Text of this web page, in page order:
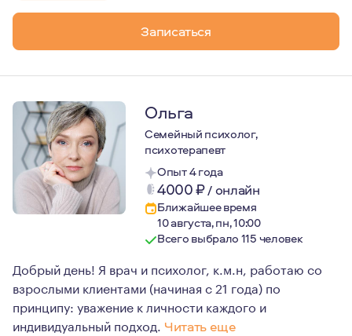
Записаться
Ольга
Семейный психолог,
психотерапевт
Опыт 4 года
4000₽/ онлайн
Ближайшее время
10 августа, пн, 10:00
Всего выбрало 115 человек
Добрый день! Я врач и психолог, к.м.н, работаю со
взрослыми клиентами (начиная с 21 года) по
принципу: уважение к личности каждого и
индивидуальный подход. Читать еще